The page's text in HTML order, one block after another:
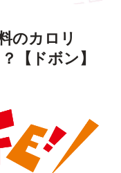
のカロリ
【ドボン】